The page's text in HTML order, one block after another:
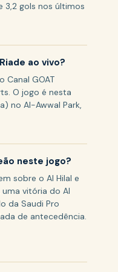
3,2 gols nos últimos
ao vivo?
Canal GOAT
O jogo é nesta
no Al-Awwal Park,
neste jogo?
sobre o Al Hilal e
vitória do Al
da Saudi Pro
de antecedência.